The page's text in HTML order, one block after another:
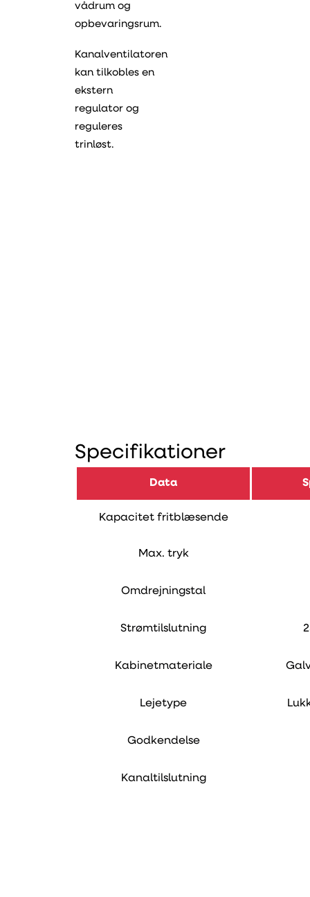
vådrum og
opbevaringsrum.
Kanalventilatoren
kan tilkobles en
ekstern
regulator og
reguleres
trinløst.
Specifikationer
Data
Kapacitet fritblæsende
Max. tryk
Omdrejningstal
Strømtilslutning
Kabinetmateriale
Lejetype
Godkendelse
Kanaltilslutning